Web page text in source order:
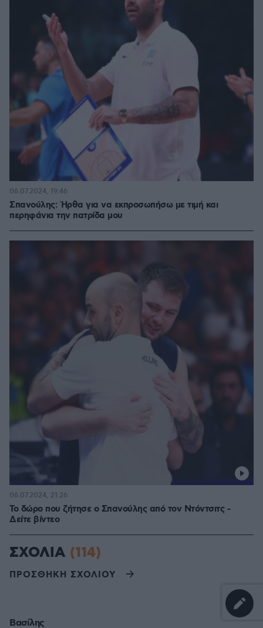
Σπανούλης: Ήρθα για να εκπροσωπήσω με τιμή και
περηφάνια την πατρίδα μου
06.07.2024, 19:46
Το δώρο που ζήτησε ο Σπανούλης από τον Ντόντσιτς -
Δείτε βίντεο
06.07.2024, 21:26
ΣΧΟΛΙΑ (114)
ΠΡΟΣΘΗΚΗ ΣΧΟΛΙΟΥ
Βασίλης